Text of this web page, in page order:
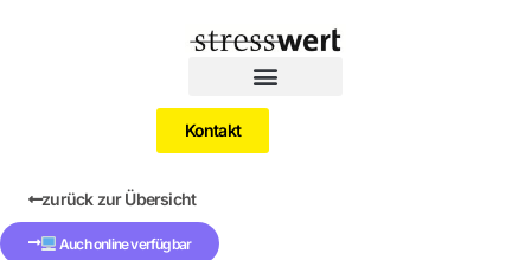
Kontakt
zurück zur Übersicht
Auch online verfügbar